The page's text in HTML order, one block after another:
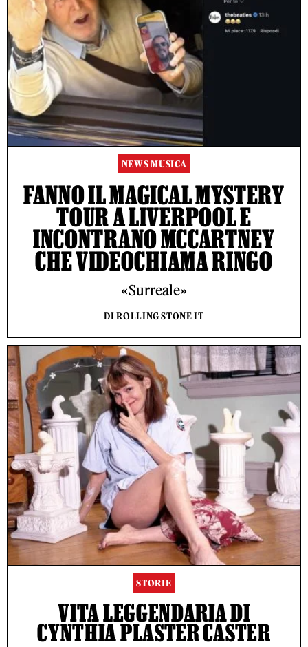
NEWS MUSICA
FANNO IL MAGICAL MYSTERY
TOUR A LIVERPOOL E
INCONTRANO MCCARTNEY
CHE VIDEOCHIAMA RINGO
«Surreale»
DI ROLLING STONE IT
STORIE
VITA LEGGENDARIA DI
CYNTHIA PLASTER CASTER